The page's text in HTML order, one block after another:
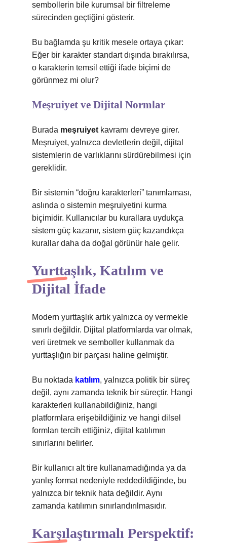
sembollerin bile kurumsal bir filtreleme
sürecinden geçtiğini gösterir.
Bu bağlamda şu kritik mesele ortaya çıkar:
Eğer bir karakter standart dışında bırakılırsa,
o karakterin temsil ettiği ifade biçimi de
görünmez mi olur?
Meşruiyet ve Dijital Normlar
Burada meşruiyet kavramı devreye girer.
Meşruiyet, yalnızca devletlerin değil, dijital
sistemlerin de varlıklarını sürdürebilmesi için
gereklidir.
Bir sistemin “doğru karakterleri” tanımlaması,
aslında o sistemin meşruiyetini kurma
biçimidir. Kullanıcılar bu kurallara uydukça
sistem güç kazanır, sistem güç kazandıkça
kurallar daha da doğal görünür hale gelir.
Yurttaşlık, Katılım ve
Dijital İfade
Modern yurttaşlık artık yalnızca oy vermekle
sınırlı değildir. Dijital platformlarda var olmak,
veri üretmek ve semboller kullanmak da
yurttaşlığın bir parçası haline gelmiştir.
Bu noktada katılım, yalnızca politik bir süreç
değil, aynı zamanda teknik bir süreçtir. Hangi
karakterleri kullanabildiğiniz, hangi
platformlara erişebildiğiniz ve hangi dilsel
formları tercih ettiğiniz, dijital katılımın
sınırlarını belirler.
Bir kullanıcı alt tire kullanamadığında ya da
yanlış format nedeniyle reddedildiğinde, bu
yalnızca bir teknik hata değildir. Aynı
zamanda katılımın sınırlandırılmasıdır.
Karşılaştırmalı Perspektif: